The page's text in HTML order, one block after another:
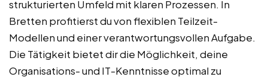
strukturierten Umfeld mit klaren Prozessen. In
Bretten profitierst du von flexiblen Teilzeit-
Modellen und einer verantwortungsvollen Aufgabe.
Die Tätigkeit bietet dir die Möglichkeit, deine
Organisations- und IT-Kenntnisse optimal zu